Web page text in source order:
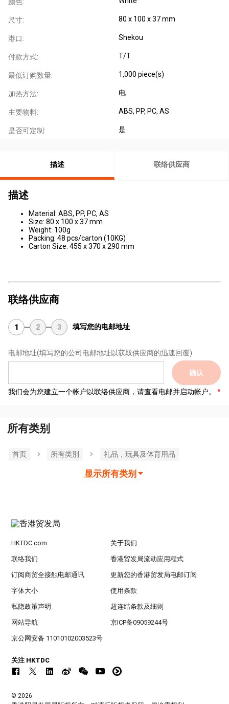
尺寸: 80 x 100 x 37 mm
港口: Shekou
付款方式: T/T
最低订购数量: 1,000 piece(s)
加热方法: 电
主要物料: ABS, PP, PC, AS
是否可定制: 是
描述 联络供应商
描述
Material: ABS, PP, PC, AS
Size: 80 x 100 x 37 mm
Weight: 100g
Packing: 48 pcs/carton (10KG)
Carton Size: 455 x 370 x 290 mm
联络供应商
1 2 3 填写您的电邮地址
电邮地址(填写您的公司电邮地址以获取供应商的迅速回覆)
确认
我们会为您建立一个帐户以联络供应商，请查看电邮并启动帐户。
所有类别
首页 所有类別 礼品，玩具及体育用品
显示所有类别
HKTDC.com 关于我们
联络我们 香港贸发局流动应用程式
订阅商贸全接触电邮通讯 更新您的香港贸发局电邮订阅
字体大小 使用条款
私隐政策声明 超连结条款及细则
网站导航 京ICP备09059244号
京公网安备 11010102003523号
关注 HKTDC
© 2026